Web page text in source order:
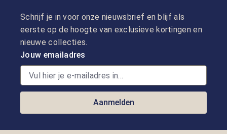
Schrijf je in voor onze nieuwsbrief en blijf als
eerste op de hoogte van exclusieve kortingen en
nieuwe collecties.
Jouw emailadres
Aanmelden